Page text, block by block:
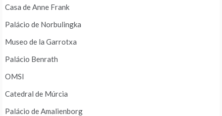
Casa de Anne Frank
Palácio de Norbulingka
Museo de la Garrotxa
Palácio Benrath
OMSI
Catedral de Múrcia
Palácio de Amalienborg